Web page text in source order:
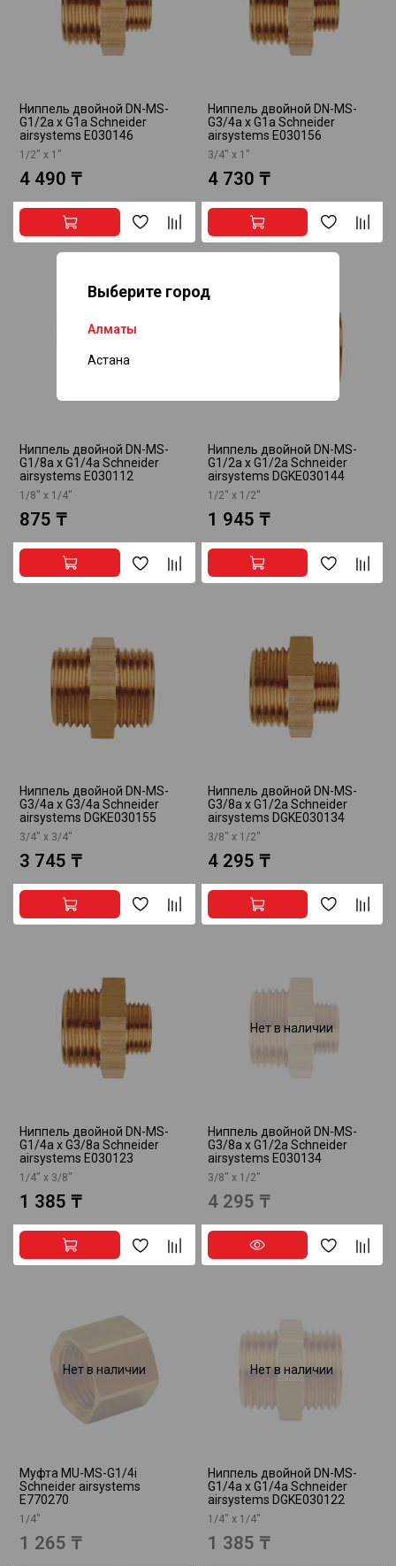
Выберите город
Алматы
Астана
Ниппель двойной DN-MS-
G1/2a x G1a Schneider
airsystems E030146
1/2" х 1"
4 490 ₸
Ниппель двойной DN-MS-
G3/4a x G1a Schneider
airsystems E030156
3/4" х 1"
4 730 ₸
Ниппель двойной DN-MS-
G1/8a x G1/4a Schneider
airsystems E030112
1/8" х 1/4"
875 ₸
Ниппель двойной DN-MS-
G1/2a x G1/2a Schneider
airsystems DGKE030144
1/2" х 1/2"
1 945 ₸
Ниппель двойной DN-MS-
G3/4a x G3/4a Schneider
airsystems DGKE030155
3/4" х 3/4"
3 745 ₸
Ниппель двойной DN-MS-
G3/8a x G1/2a Schneider
airsystems DGKE030134
3/8" х 1/2"
4 295 ₸
Ниппель двойной DN-MS-
G1/4a x G3/8a Schneider
airsystems E030123
1/4" х 3/8"
1 385 ₸
Нет в наличии
Ниппель двойной DN-MS-
G3/8a x G1/2a Schneider
airsystems E030134
3/8" х 1/2"
4 295 ₸
Нет в наличии
Муфта MU-MS-G1/4i
Schneider airsystems
E770270
1/4"
1 265 ₸
Нет в наличии
Ниппель двойной DN-MS-
G1/4a x G1/4a Schneider
airsystems DGKE030122
1/4" х 1/4"
1 385 ₸